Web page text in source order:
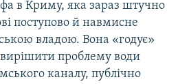
в Криму, яка зараз штучно
поступово й навмисне
владою. Вона «годує»
проблему води
каналу, публічно